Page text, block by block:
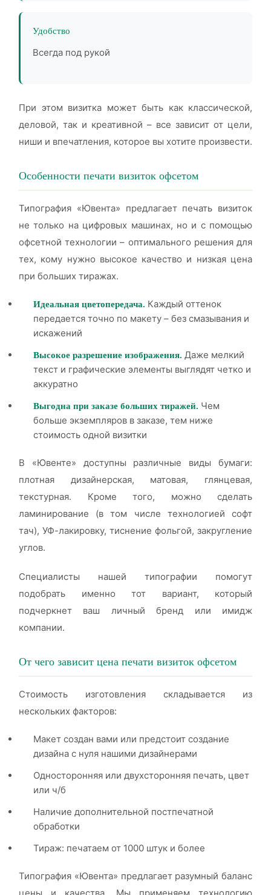
Удобство
Всегда под рукой
При этом визитка может быть как классической,
деловой, так и креативной – все зависит от цели,
ниши и впечатления, которое вы хотите произвести.
Особенности печати визиток офсетом
Типография «Ювента» предлагает печать визиток
не только на цифровых машинах, но и с помощью
офсетной технологии – оптимального решения для
тех, кому нужно высокое качество и низкая цена
при больших тиражах.
Идеальная цветопередача. Каждый оттенок
передается точно по макету – без смазывания и
искажений
Высокое разрешение изображения. Даже мелкий
текст и графические элементы выглядят четко и
аккуратно
Выгодна при заказе больших тиражей. Чем
больше экземпляров в заказе, тем ниже
стоимость одной визитки
В «Ювенте» доступны различные виды бумаги:
плотная дизайнерская, матовая, глянцевая,
текстурная. Кроме того, можно сделать
ламинирование (в том числе технологией софт
тач), УФ-лакировку, тиснение фольгой, закругление
углов.
Специалисты нашей типографии помогут
подобрать именно тот вариант, который
подчеркнет ваш личный бренд или имидж
компании.
От чего зависит цена печати визиток офсетом
Стоимость изготовления складывается из
нескольких факторов:
Макет создан вами или предстоит создание
дизайна с нуля нашими дизайнерами
Односторонняя или двухсторонняя печать, цвет
или ч/б
Наличие дополнительной постпечатной
обработки
Тираж: печатаем от 1000 штук и более
Типография «Ювента» предлагает разумный баланс